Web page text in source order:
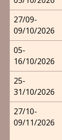
27/09-
09/10/2026
05-
16/10/2026
25-
31/10/2026
27/10-
09/11/2026